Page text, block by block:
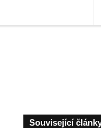
Související